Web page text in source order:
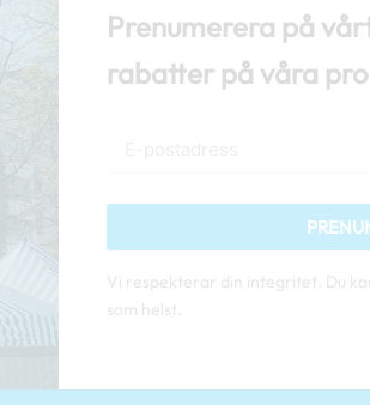
Prenumerera på
rabatter på våra